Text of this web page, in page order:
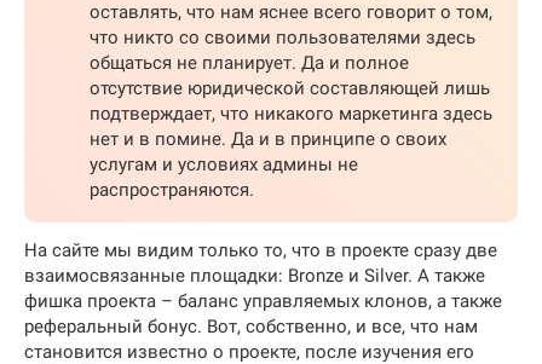
оставлять, что нам яснее всего говорит о том,
что никто со своими пользователями здесь
общаться не планирует. Да и полное
отсутствие юридической составляющей лишь
подтверждает, что никакого маркетинга здесь
нет и в помине. Да и в принципе о своих
услугам и условиях админы не
распространяются.
На сайте мы видим только то, что в проекте сразу две
взаимосвязанные площадки: Bronze и Silver. А также
фишка проекта – баланс управляемых клонов, а также
реферальный бонус. Вот, собственно, и все, что нам
становится известно о проекте, после изучения его